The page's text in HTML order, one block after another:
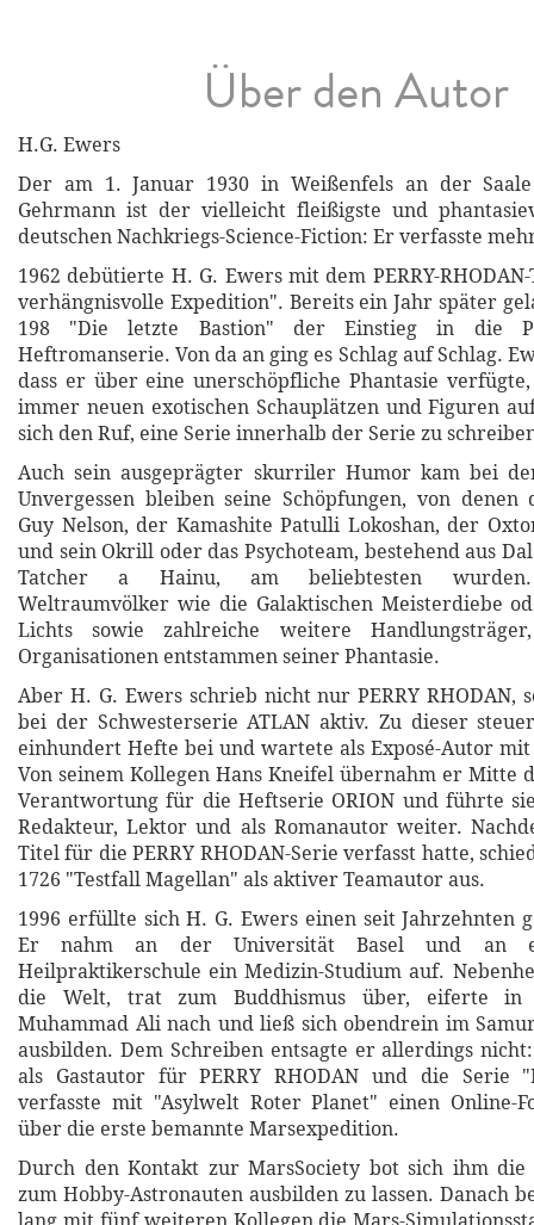
Über den Autor
H.G. Ewers
Der am 1. Januar 1930 in Weißenfels an der
Gehrmann ist der vielleicht fleißigste und
deutschen Nachkriegs-Science-Fiction: Er verfasste
1962 debütierte H. G. Ewers mit dem PERRY-
verhängnisvolle Expedition". Bereits ein Jahr später
198 "Die letzte Bastion" der Einstieg in die
Heftromanserie. Von da an ging es Schlag auf Schlag.
dass er über eine unerschöpfliche Phantasie
immer neuen exotischen Schauplätzen und Figuren
sich den Ruf, eine Serie innerhalb der Serie zu
Auch sein ausgeprägter skurriler Humor kam bei
Unvergessen bleiben seine Schöpfungen, von denen
Guy Nelson, der Kamashite Patulli Lokoshan, der
und sein Okrill oder das Psychoteam, bestehend aus
Tatcher a Hainu, am beliebtesten wurden.
Weltraumvölker wie die Galaktischen Meisterdiebe
Lichts sowie zahlreiche weitere
Organisationen entstammen seiner Phantasie.
Aber H. G. Ewers schrieb nicht nur PERRY RHODAN,
bei der Schwesterserie ATLAN aktiv. Zu dieser
einhundert Hefte bei und wartete als Exposé-Autor
Von seinem Kollegen Hans Kneifel übernahm er Mitte
Verantwortung für die Heftserie ORION und führte sie
Redakteur, Lektor und als Romanautor weiter.
Titel für die PERRY RHODAN-Serie verfasst hatte,
1726 "Testfall Magellan" als aktiver Teamautor aus.
1996 erfüllte sich H. G. Ewers einen seit Jahrzehnten
Er nahm an der Universität Basel und an
Heilpraktikerschule ein Medizin-Studium auf.
die Welt, trat zum Buddhismus über, eiferte in
Muhammad Ali nach und ließ sich obendrein im
ausbilden. Dem Schreiben entsagte er allerdings
als Gastautor für PERRY RHODAN und die Serie
verfasste mit "Asylwelt Roter Planet" einen Online-
über die erste bemannte Marsexpedition.
Durch den Kontakt zur MarsSociety bot sich ihm die
zum Hobby-Astronauten ausbilden zu lassen. Danach